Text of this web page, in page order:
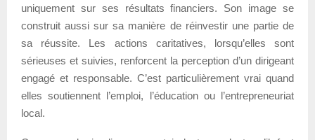
uniquement sur ses résultats financiers. Son image se
construit aussi sur sa manière de réinvestir une partie de
sa réussite. Les actions caritatives, lorsqu’elles sont
sérieuses et suivies, renforcent la perception d’un dirigeant
engagé et responsable. C’est particulièrement vrai quand
elles soutiennent l’emploi, l’éducation ou l’entrepreneuriat
local.